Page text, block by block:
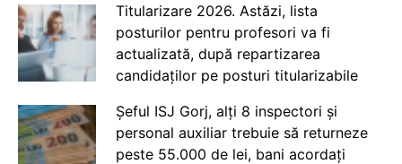
Titularizare 2026. Astăzi, lista
posturilor pentru profesori va fi
actualizată, după repartizarea
candidaților pe posturi titularizabile
Șeful ISJ Gorj, alți 8 inspectori și
personal auxiliar trebuie să returneze
peste 55.000 de lei, bani acordați